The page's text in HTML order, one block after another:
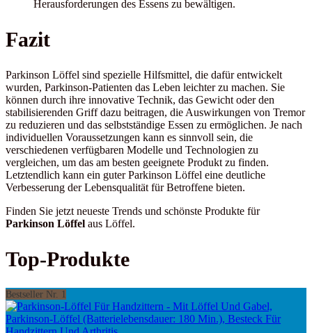
Herausforderungen des Essens zu bewältigen.
Fazit
Parkinson Löffel sind spezielle Hilfsmittel, die dafür entwickelt
wurden, Parkinson-Patienten das Leben leichter zu machen. Sie
können durch ihre innovative Technik, das Gewicht oder den
stabilisierenden Griff dazu beitragen, die Auswirkungen von Tremor
zu reduzieren und das selbstständige Essen zu ermöglichen. Je nach
individuellen Voraussetzungen kann es sinnvoll sein, die
verschiedenen verfügbaren Modelle und Technologien zu
vergleichen, um das am besten geeignete Produkt zu finden.
Letztendlich kann ein guter Parkinson Löffel eine deutliche
Verbesserung der Lebensqualität für Betroffene bieten.
Finden Sie jetzt neueste Trends und schönste Produkte für
Parkinson Löffel aus Löffel.
Top-Produkte
Bestseller Nr. 1